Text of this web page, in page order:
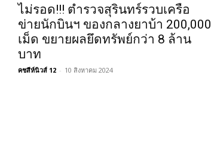
News
ไม่รอด!!! ตำรวจสุรินทร์รวบเครือ
ข่ายนักบินฯ ของกลางยาบ้า 200,000
เม็ด ขยายผลยึดทรัพย์กว่า 8 ล้าน
บาท
คชสีห์นิวส์ 12 - 10 สิงหาคม 2024